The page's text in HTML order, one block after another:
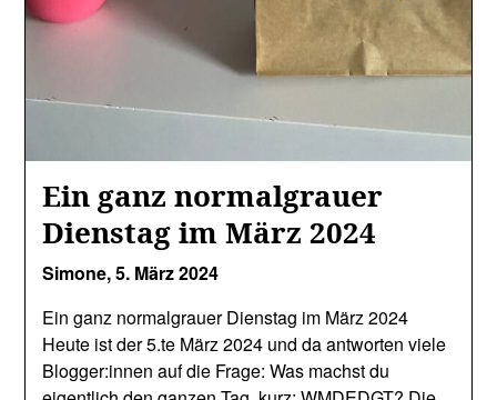
Ein ganz normalgrauer
Dienstag im März 2024
Simone,5. März 2024
Ein ganz normalgrauer Dienstag im März 2024
Heute ist der 5.te März 2024 und da antworten viele
Blogger:innen auf die Frage: Was machst du